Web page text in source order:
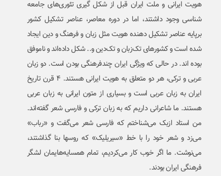
هویت ایرانی و ملت ایران قبل از شکل گیری تئوری‌های جامعه
شناسی وجود داشتند، اما در دوره معاصر، عناصر تشکیل کشور
برپایه عناصر تشکیل دهنده هویت مثل زبان و فرهنگ و دین ایجاد
شده است و کشورهای تک‌زبان و تک‌دین و.. شکل داده‌اند و ناموفق
بوده اند. در حالی که ویژگی ایران چندفرهنگی بودن است. دو زبان
عربی و ترکی، هر دو متعلق به هویت ایرانی هستند. ۴ قرن تاریخ
ایران به زبان عربی است و بسیاری از متون ایرانی به زبان عربی
هستند. ما شاعرانی داریم که به زبان ترکی و فارسی شعر گفته‌اند.
من استاد ازبک می‌شناختم که فارسی شعر می‌گفت و «رباب»
می‌زد و شعر خود را با خط «سیریلیک» که روسها بنا گذاشتند،
می‌نوشت. ما اگر خوب کار می‌کردیم، تمام همسایه‌هایمان لشگر
فرهنگی ایران بودند.